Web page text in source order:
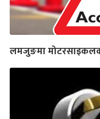
लमजुङमा